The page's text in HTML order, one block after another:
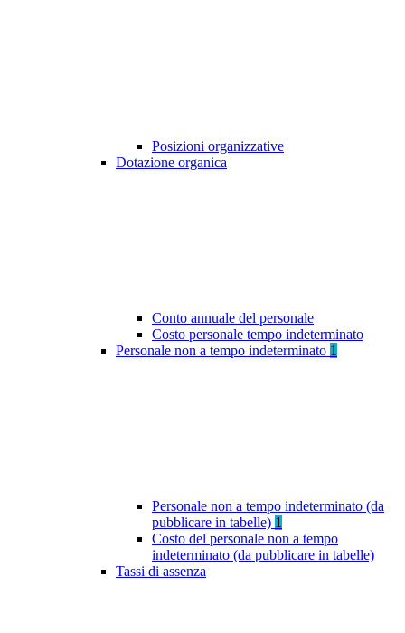
Posizioni organizzative
Dotazione organica
Conto annuale del personale
Costo personale tempo indeterminato
Personale non a tempo indeterminato 1
Personale non a tempo indeterminato (da
pubblicare in tabelle) 1
Costo del personale non a tempo
indeterminato (da pubblicare in tabelle)
Tassi di assenza